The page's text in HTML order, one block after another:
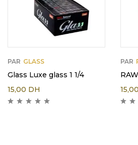
PAR GLASS
Glass Luxe glass 1 1/4
15,00 DH
PAR
15,00